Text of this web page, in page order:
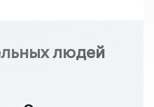
людей